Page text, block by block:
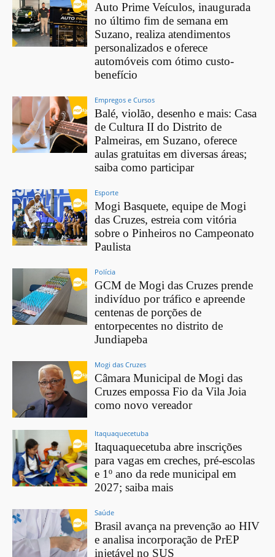
Auto Prime Veículos, inaugurada
no último fim de semana em
Suzano, realiza atendimentos
personalizados e oferece
automóveis com ótimo custo-
benefício
Empregos e Cursos
Balé, violão, desenho e mais: Casa
de Cultura II do Distrito de
Palmeiras, em Suzano, oferece
aulas gratuitas em diversas áreas;
saiba como participar
Esporte
Mogi Basquete, equipe de Mogi
das Cruzes, estreia com vitória
sobre o Pinheiros no Campeonato
Paulista
Polícia
GCM de Mogi das Cruzes prende
indivíduo por tráfico e apreende
centenas de porções de
entorpecentes no distrito de
Jundiapeba
Mogi das Cruzes
Câmara Municipal de Mogi das
Cruzes empossa Fio da Vila Joia
como novo vereador
Itaquaquecetuba
Itaquaquecetuba abre inscrições
para vagas em creches, pré-escolas
e 1º ano da rede municipal em
2027; saiba mais
Saúde
Brasil avança na prevenção ao HIV
e analisa incorporação de PrEP
injetável no SUS